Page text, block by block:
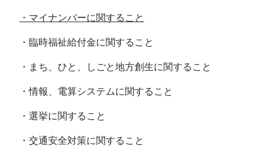
・マイナンバーに関すること
・臨時福祉給付金に関すること
・まち、ひと、しごと地方創生に関すること
・情報、電算システムに関すること
・選挙に関すること
・交通安全対策に関すること